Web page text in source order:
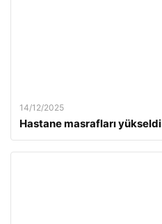
14/12/2025
Hastane masrafları yükseldi